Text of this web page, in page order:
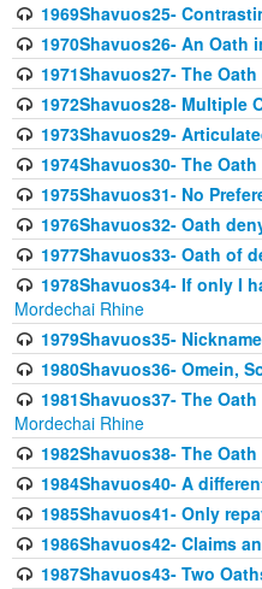
1969Shavuos25-
1970Shavuos26- An Oath
1971Shavuos27- The
1972Shavuos28- Multiple
1973Shavuos29-
1974Shavuos30- The
1975Shavuos31- No
1976Shavuos32- Oath
1977Shavuos33- Oath of
1978Shavuos34- If only I
Mordechai Rhine
1979Shavuos35-
1980Shavuos36- Omein,
1981Shavuos37- The
Mordechai Rhine
1982Shavuos38- The
1984Shavuos40- A
1985Shavuos41- Only
1986Shavuos42- Claims
1987Shavuos43- Two